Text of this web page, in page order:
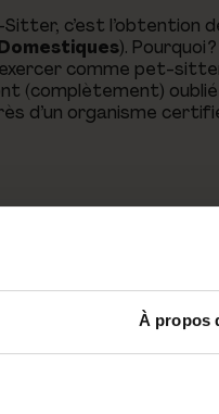
À propos
c’est l’obtention
). Pourquoi ?
exercer comme pet-
(complètement) oublié
d’un organisme